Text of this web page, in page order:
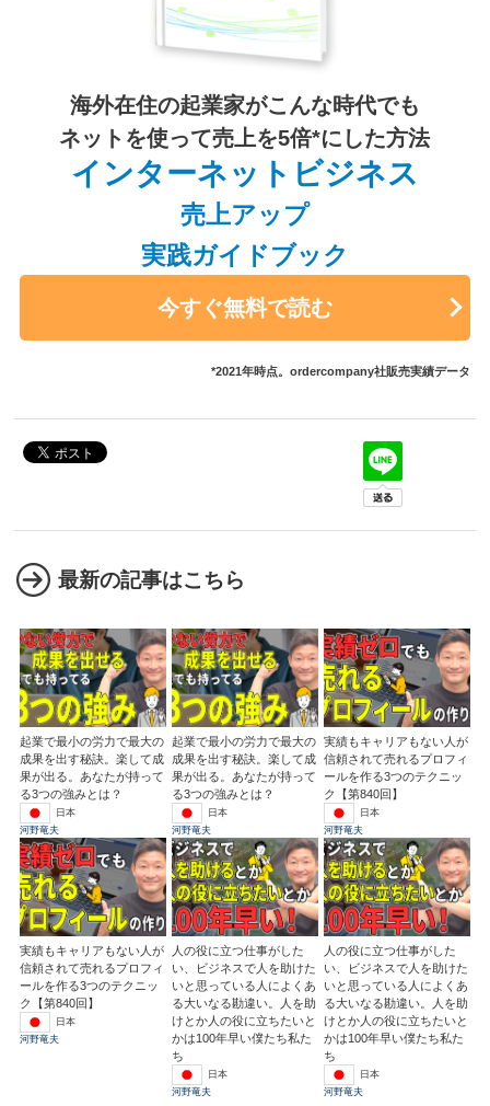
海外在住の起業家がこんな時代でも
ネットを使って売上を5倍*にした方法
インターネットビジネス
売上アップ
実践ガイドブック
今すぐ無料で読む
*2021年時点。ordercompany社販売実績データ
最新の記事はこちら
起業で最小の労力で最大の
成果を出す秘訣。楽して成
果が出る。あなたが持って
る3つの強みとは？
日本
河野竜夫
起業で最小の労力で最大の
成果を出す秘訣。楽して成
果が出る。あなたが持って
る3つの強みとは？
日本
河野竜夫
実績もキャリアもない人が
信頼されて売れるプロフィ
ールを作る3つのテクニッ
ク【第840回】
日本
河野竜夫
実績もキャリアもない人が
信頼されて売れるプロフィ
ールを作る3つのテクニッ
ク【第840回】
日本
河野竜夫
人の役に立つ仕事がした
い、ビジネスで人を助けた
いと思っている人によくあ
る大いなる勘違い。人を助
けとか人の役に立ちたいと
かは100年早い僕たち私た
ち
日本
河野竜夫
人の役に立つ仕事がした
い、ビジネスで人を助けた
いと思っている人によくあ
る大いなる勘違い。人を助
けとか人の役に立ちたいと
かは100年早い僕たち私た
ち
日本
河野竜夫